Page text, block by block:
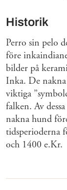
Historik
Perro sin pelo
före
bilder på
Inka. De nakna
viktiga
falken. Av
nakna hund
tidsperioderna
och 1400 e.Kr.